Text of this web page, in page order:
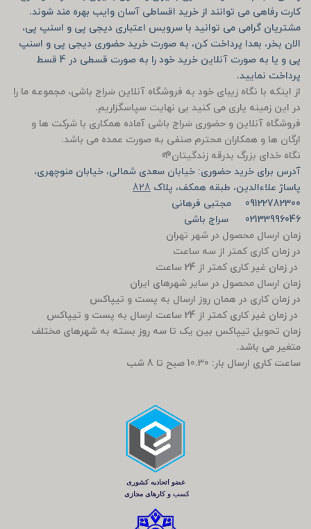
کارت رفاهی می توانند از خرید اقساطی آسان وایب بهره مند شوند.
مشتریان گرامی می توانید با سرویس اعتباری دیجی پی و اسنپ پی،
الان بخر، بعدا پرداخت کن، به صورت خرید حضوری دیجی پی و اسنپ
پی و یا به صورت آنلاین خرید خود را به صورت قسطی در 4 قسط
پرداخت نمایید.
از اینکه با نگاه زیبای خود به فروشگاه آنلاین سَراج باشی، مجموعه ما را
در این زمینه یاری می کنید بی نهایت سپاسگزاریم.
فروشگاه آنلاین و حضوری سَراج باشی آماده همکاری با شرکت ها و
ارگان ها و همکاران محترم صنفی به صورت عمده می باشد.
نگاه خدای بزرگ بدرقه زندگیتان🌱
آدرس برای خرید حضوری: خیابان سعدی شمالی، خیابان منوچهری،
پاساژ علاءالدین، طبقه همکف، پلاک 828
09122782300 مجتبی فرهانی
02133996046 سراج باشی
زمان ارسال محصول در شهر تهران
در زمان کاری کمتر از سه ساعت
در زمان غیر کاری کمتر از 24 ساعت
زمان ارسال محصول در سایر شهرهای ایران
در زمان کاری در همان روز ارسال به پست و تیپاکس
در زمان غیر کاری کمتر از 24 ساعت ارسال به پست و تیپاکس
زمان تحویل تیپاکس بین یک تا سه روز بسته به شهرهای مختلف
متغیر می باشد.
ساعت کاری ارسال بار: 10.30 صبح تا 8 شب